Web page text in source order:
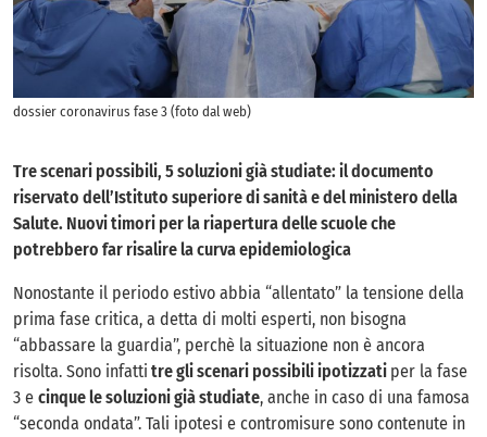
dossier coronavirus fase 3 (foto dal web)
Tre scenari possibili, 5 soluzioni già studiate: il documento
riservato dell’Istituto superiore di sanità e del ministero della
Salute. Nuovi timori per la riapertura delle scuole che
potrebbero far risalire la curva epidemiologica
Nonostante il periodo estivo abbia “allentato” la tensione della
prima fase critica, a detta di molti esperti, non bisogna
“abbassare la guardia”, perchè la situazione non è ancora
risolta. Sono infatti tre gli scenari possibili ipotizzati per la fase
3 e cinque le soluzioni già studiate, anche in caso di una famosa
“seconda ondata”. Tali ipotesi e contromisure sono contenute in